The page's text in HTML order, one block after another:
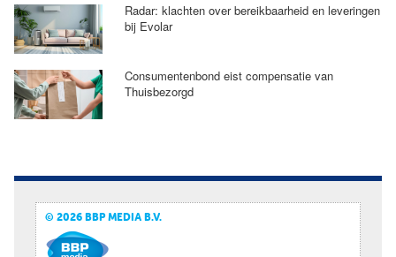
Radar: klachten over bereikbaarheid en leveringen
bij Evolar
Consumentenbond eist compensatie van
Thuisbezorgd
© 2026 BBP MEDIA B.V.